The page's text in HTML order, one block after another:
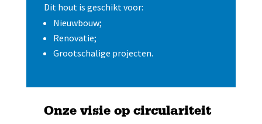
Dit hout is geschikt voor:
Nieuwbouw;
Renovatie;
Grootschalige projecten.
Onze visie op circulariteit